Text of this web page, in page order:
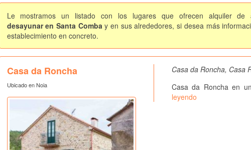
Le mostramos un listado con los lugares que ofrecen alquiler de
desayunar en Santa Combay en sus alrededores, si desea más
establecimiento en concreto.
Casa da Roncha
Ubicado en Noia
Casa da Roncha, Casa
Casa da Roncha en
leyendo